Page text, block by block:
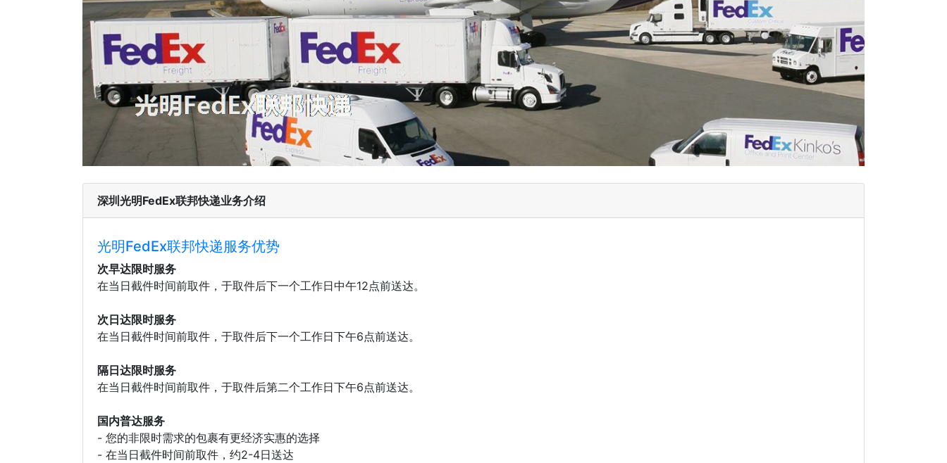
深圳光明FedEx联邦快递业务介绍
光明FedEx联邦快递服务优势
次早达限时服务
在当日截件时间前取件，于取件后下一个工作日中午12点前送达。
次日达限时服务
在当日截件时间前取件，于取件后下一个工作日下午6点前送达。
隔日达限时服务
在当日截件时间前取件，于取件后第二个工作日下午6点前送达。
国内普达服务
- 您的非限时需求的包裹有更经济实惠的选择
- 在当日截件时间前取件，约2-4日送达